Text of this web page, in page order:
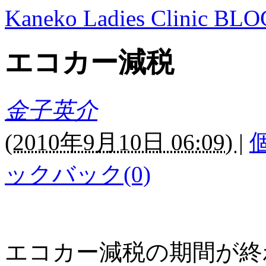
Kaneko Ladies Clinic
エコカー減税
金子英介
(2010年9月10日 06:09) |
ックバック(0)
エコカー減税の期間が